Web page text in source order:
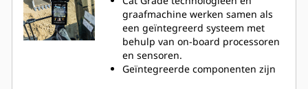
graafmachine werken samen als
een geïntegreerd systeem met
behulp van on-board processoren
en sensoren.
Geïntegreerde componenten zijn